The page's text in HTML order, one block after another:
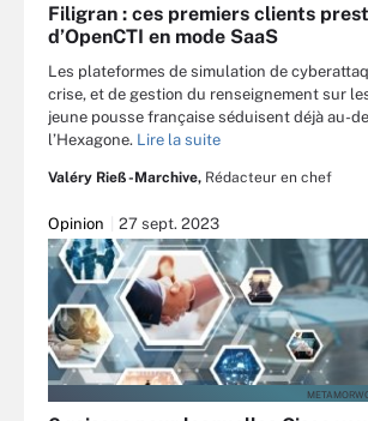
Filigran : ces premiers clients
d’OpenCTI en mode SaaS
Les plateformes de simulation de
crise, et de gestion du renseignement sur
jeune pousse française séduisent déjà au-
l’Hexagone. Lire la suite
Valéry Rieß-Marchive, Rédacteur en chef
Opinion 27 sept. 2023